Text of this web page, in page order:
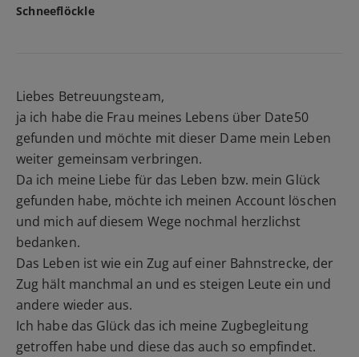
Schneeflöckle
Liebes Betreuungsteam,
ja ich habe die Frau meines Lebens über Date50
gefunden und möchte mit dieser Dame mein Leben
weiter gemeinsam verbringen.
Da ich meine Liebe für das Leben bzw. mein Glück
gefunden habe, möchte ich meinen Account löschen
und mich auf diesem Wege nochmal herzlichst
bedanken.
Das Leben ist wie ein Zug auf einer Bahnstrecke, der
Zug hält manchmal an und es steigen Leute ein und
andere wieder aus.
Ich habe das Glück das ich meine Zugbegleitung
getroffen habe und diese das auch so empfindet.